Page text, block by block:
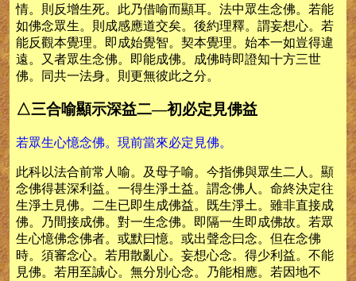
情。則反增生死。此乃借喻而顯耳。法中眾生念佛。若能
如佛念眾生。則成感應道交矣。後約理釋。謂妄想心。若
能反觀本覺理。即成始覺智。契本覺理。始本一如豈得違
遠。又者眾生念佛。即能成佛。成佛時即證知十方三世
佛。同共一法身。則更無彼此之分。
△三合喻顯示深益二—初必定見佛益
若眾生心憶念佛。現前當來必定見佛。
此科以法合前常人喻。及母子喻。今指佛與眾生二人。顯
念佛得甚深利益。一得生淨土益。謂念佛人。命終決定往
生淨土見佛。二生已即生成佛益。既生淨土。雖非直接成
佛。乃間接成佛。對一生念佛。即隔一生即成佛故。若眾
生心憶佛念佛者。或默曰憶。或出聲念曰念。但在念佛
時。須審念心。若用散亂心。妄想心念。得少利益。不能
見佛。若用至誠心。無分別心念。乃能相應。若因地不